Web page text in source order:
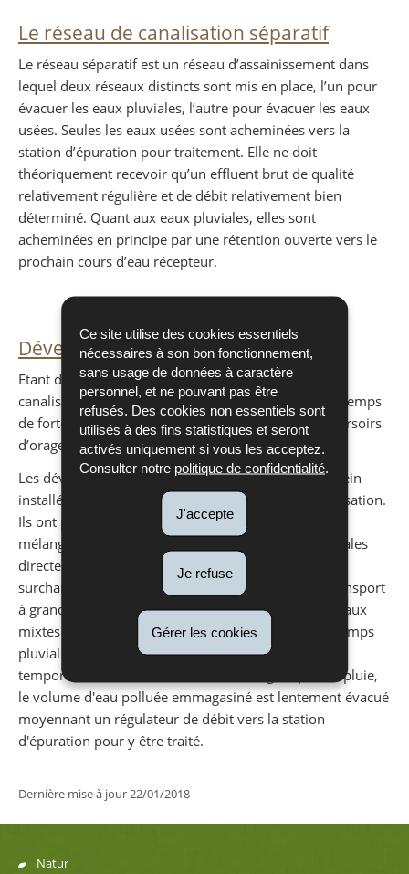
Ce site utilise des cookies essentiels
nécessaires à son bon fonctionnement,
sans usage de données à caractère
personnel, et ne pouvant pas être
refusés. Des cookies non essentiels sont
utilisés à des fins statistiques et seront
activés uniquement si vous les acceptez.
Consulter notre politique de confidentialité.
J'accepte
Je refuse
Gérer les cookies
Le réseau de canalisation séparatif
Le réseau séparatif est un réseau d’assainissement dans
lequel deux réseaux distincts sont mis en place, l’un pour
évacuer les eaux pluviales, l’autre pour évacuer les eaux
usées. Seules les eaux usées sont acheminées vers la
station d’épuration pour traitement. Elle ne doit
théoriquement recevoir qu’un effluent brut de qualité
relativement régulière et de débit relativement bien
déterminé. Quant aux eaux pluviales, elles sont
acheminées en principe par une rétention ouverte vers le
prochain cours d’eau récepteur.
Déversoirs d’orage
Etant donné que la majeure partie des réseaux de
canalisations sont mixtes, les eaux sont diluées par temps
de fortes pluies. Il convient donc d’installer des déversoirs
d’orages afin d’éviter une surcharge hydraulique.
Les déversoirs d'orage sont des ouvrages de trop-plein
installés généralement à l'aval des réseaux de canalisation.
Ils ont pour objet de délester par temps d'averse un
mélange d'eaux mixtes très dilué par des eaux pluviales
directement vers le milieu naturel, ceci pour ne pas
surcharger hydrauliquement les canalisations de transport
à grande distance et les stations d'épuration. Si les eaux
mixtes sont trop polluées pour être déversées par temps
pluvial dans le milieu naturel, elles sont stockées
temporairement dans des bassins d'orage. Après la pluie,
le volume d'eau polluée emmagasiné est lentement évacué
moyennant un régulateur de débit vers la station
d'épuration pour y être traité.
Dernière mise à jour22/01/2018
Natur